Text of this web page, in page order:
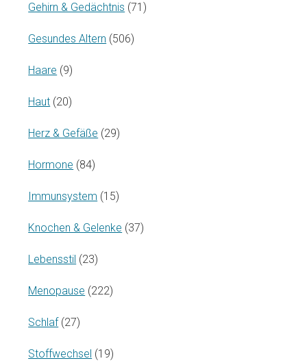
Gehirn & Gedächtnis (71)
Gesundes Altern (506)
Haare (9)
Haut (20)
Herz & Gefäße (29)
Hormone (84)
Immunsystem (15)
Knochen & Gelenke (37)
Lebensstil (23)
Menopause (222)
Schlaf (27)
Stoffwechsel (19)